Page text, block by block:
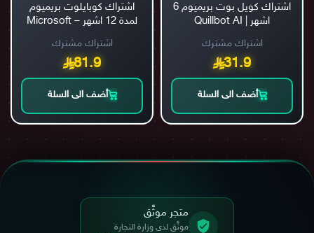
اشتراك كويل بوت بريميوم 6
اشهر | Quillbot AI
اشتراك مشترك
31.9
أضف الى السلة
اشتراك كوبايلوت بريميوم
لمدة 12 اشهر – Microsoft
اشتراك مشترك
81.9
أضف الى السلة
متجر موثَّق
موثَّق لدى وزارة التجارة